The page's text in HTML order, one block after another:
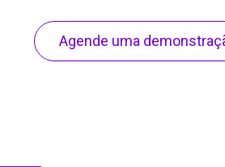
Agende uma